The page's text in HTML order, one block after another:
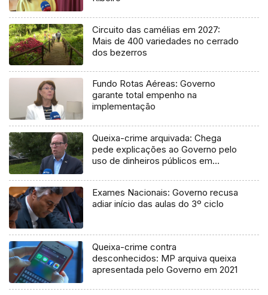
Circuito das camélias em 2027:
Mais de 400 variedades no cerrado
dos bezerros
Fundo Rotas Aéreas: Governo
garante total empenho na
implementação
Queixa-crime arquivada: Chega
pede explicações ao Governo pelo
uso de dinheiros públicos em
Exames Nacionais: Governo recusa
adiar início das aulas do 3º ciclo
Queixa-crime contra
desconhecidos: MP arquiva queixa
apresentada pelo Governo em 2021